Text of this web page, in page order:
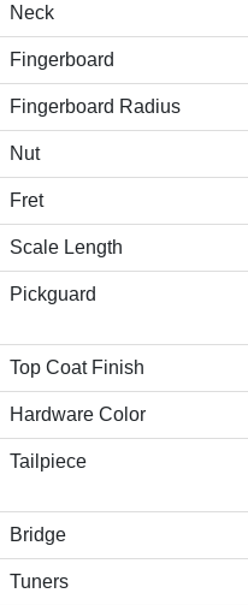
Neck
Fingerboard
Fingerboard Radius
Nut
Fret
Scale Length
Pickguard
Top Coat Finish
Hardware Color
Tailpiece
Bridge
Tuners